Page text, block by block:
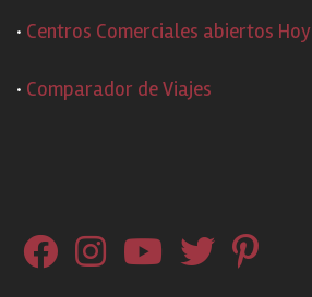
· Centros Comerciales abiertos Hoy
· Comparador de Viajes